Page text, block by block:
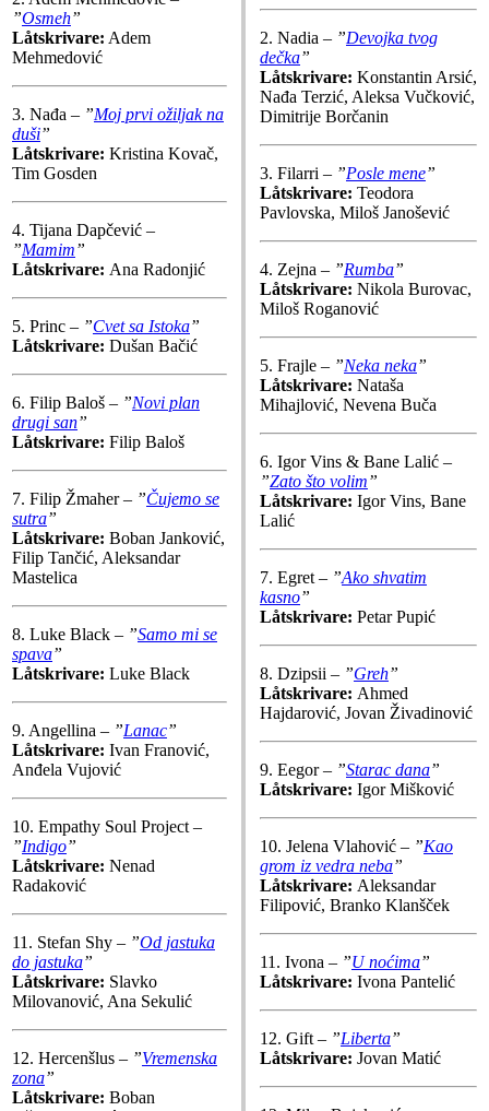
”Osmeh”
Låtskrivare: Adem
Mehmedović
3. Nađa – ”Moj prvi ožiljak na
duši”
Låtskrivare: Kristina Kovač,
Tim Gosden
4. Tijana Dapčević –
”Mamim”
Låtskrivare: Ana Radonjić
5. Princ – ”Cvet sa Istoka”
Låtskrivare: Dušan Bačić
6. Filip Baloš – ”Novi plan
drugi san”
Låtskrivare: Filip Baloš
7. Filip Žmaher – ”Čujemo se
sutra”
Låtskrivare: Boban Janković,
Filip Tančić, Aleksandar
Mastelica
8. Luke Black – ”Samo mi se
spava”
Låtskrivare: Luke Black
9. Angellina – ”Lanac”
Låtskrivare: Ivan Franović,
Anđela Vujović
10. Empathy Soul Project –
”Indigo”
Låtskrivare: Nenad
Radaković
11. Stefan Shy – ”Od jastuka
do jastuka”
Låtskrivare: Slavko
Milovanović, Ana Sekulić
12. Hercenšlus – ”Vremenska
zona”
Låtskrivare: Boban
2. Nadia – ”Devojka tvog
dečka”
Låtskrivare: Konstantin Arsić,
Nađa Terzić, Aleksa Vučković,
Dimitrije Borčanin
3. Filarri – ”Posle mene”
Låtskrivare: Teodora
Pavlovska, Miloš Janošević
4. Zejna – ”Rumba”
Låtskrivare: Nikola Burovac,
Miloš Roganović
5. Frajle – ”Neka neka”
Låtskrivare: Nataša
Mihajlović, Nevena Buča
6. Igor Vins & Bane Lalić –
”Zato što volim”
Låtskrivare: Igor Vins, Bane
Lalić
7. Egret – ”Ako shvatim
kasno”
Låtskrivare: Petar Pupić
8. Dzipsii – ”Greh”
Låtskrivare: Ahmed
Hajdarović, Jovan Živadinović
9. Eegor – ”Starac dana”
Låtskrivare: Igor Mišković
10. Jelena Vlahović – ”Kao
grom iz vedra neba”
Låtskrivare: Aleksandar
Filipović, Branko Klanšček
11. Ivona – ”U noćima”
Låtskrivare: Ivona Pantelić
12. Gift – ”Liberta”
Låtskrivare: Jovan Matić